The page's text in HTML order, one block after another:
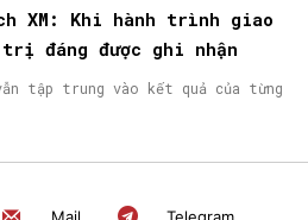
XM: Khi hành trình giao
đáng được ghi nhận
tập trung vào kết quả của từng
Mail Telegram